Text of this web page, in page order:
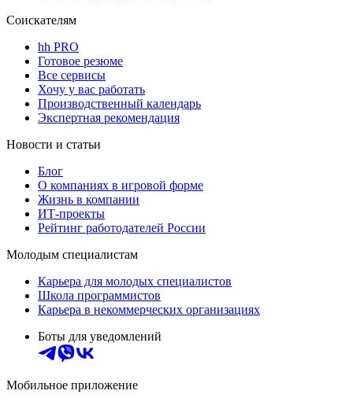
Соискателям
hh PRO
Готовое резюме
Все сервисы
Хочу у вас работать
Производственный календарь
Экспертная рекомендация
Новости и статьи
Блог
О компаниях в игровой форме
Жизнь в компании
ИТ-проекты
Рейтинг работодателей России
Молодым специалистам
Карьера для молодых специалистов
Школа программистов
Карьера в некоммерческих организациях
Боты для уведомлений
Мобильное приложение